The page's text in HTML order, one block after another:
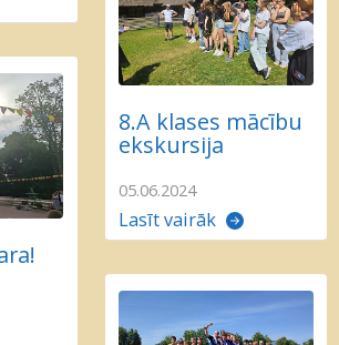
8.A klases mācību
ekskursija
05.06.2024
Lasīt vairāk